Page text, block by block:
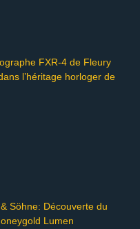
FXR-4 de Fleury
l’héritage horloger de
Söhne: Découverte du
Lumen